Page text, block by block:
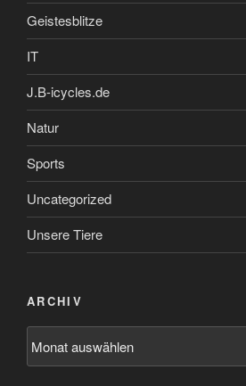
Geistesblitze
IT
J.B-icycles.de
Natur
Sports
Uncategorized
Unsere Tiere
ARCHIV